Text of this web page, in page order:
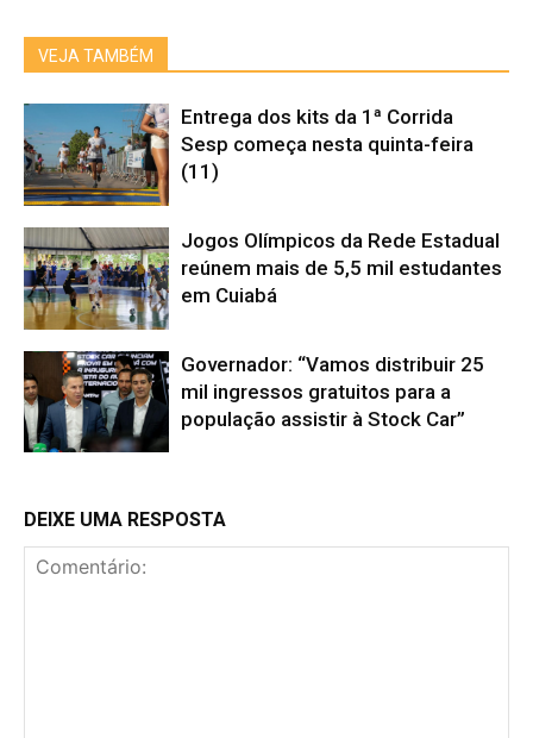
VEJA TAMBÉM
Entrega dos kits da 1ª Corrida
Sesp começa nesta quinta-feira
(11)
Jogos Olímpicos da Rede Estadual
reúnem mais de 5,5 mil estudantes
em Cuiabá
Governador: “Vamos distribuir 25
mil ingressos gratuitos para a
população assistir à Stock Car”
DEIXE UMA RESPOSTA